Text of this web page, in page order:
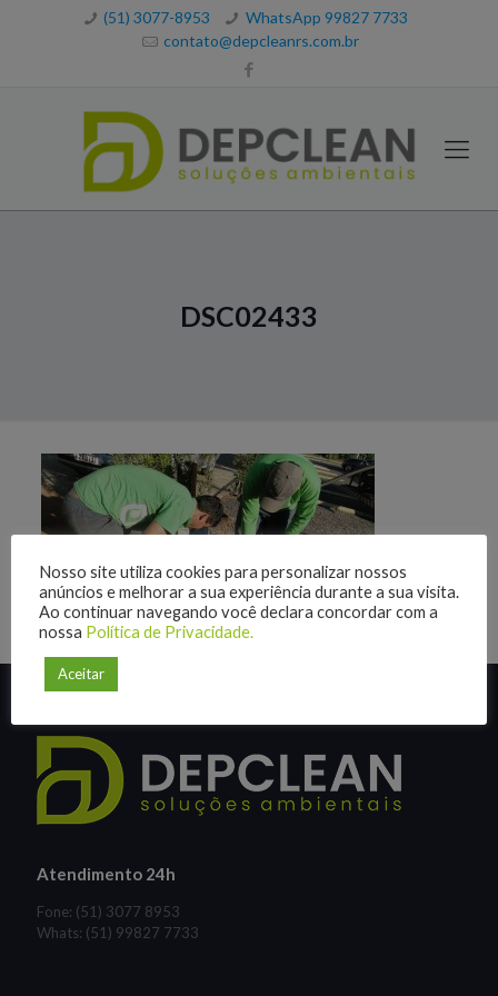
(51) 3077-8953
WhatsApp 99827 7733
contato@depcleanrs.com.br
DSC02433
Atendimento 24h
Fone: (51) 3077 8953
Whats: (51) 99827 7733
Nosso site utiliza cookies para personalizar nossos
anúncios e melhorar a sua experiência durante a sua visita.
Ao continuar navegando você declara concordar com a
nossa Política de Privacidade.
Aceitar